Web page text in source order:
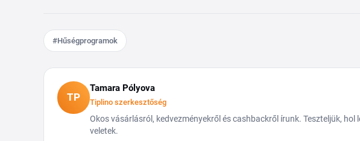
#Hűségprogramok
TP
Tamara Pólyova
Tiplino szerkesztőség
Okos vásárlásról, kedvezményekről és cashbackről írunk. Teszteljük,
veletek.